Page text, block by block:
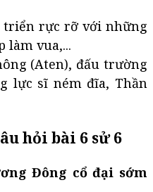
triển rực rỡ với những
làm vua,...
(Aten), đấu trường
lực sĩ ném đĩa, Thần
hỏi bài 6 sử 6
Đông cổ đại sớm